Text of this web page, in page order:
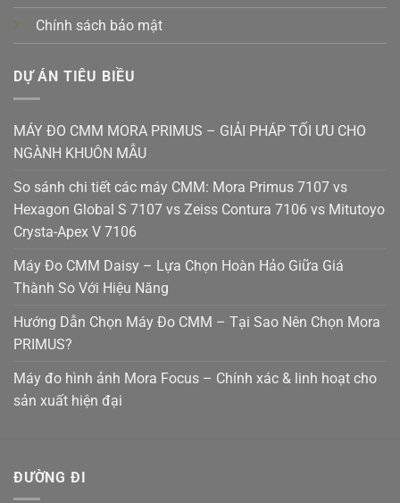
Chính sách bảo mật
DỰ ÁN TIÊU BIỀU
MÁY ĐO CMM MORA PRIMUS – GIẢI PHÁP TỐI ƯU CHO
NGÀNH KHUÔN MẪU
So sánh chi tiết các máy CMM: Mora Primus 7107 vs
Hexagon Global S 7107 vs Zeiss Contura 7106 vs Mitutoyo
Crysta-Apex V 7106
Máy Đo CMM Daisy – Lựa Chọn Hoàn Hảo Giữa Giá
Thành So Với Hiệu Năng
Hướng Dẫn Chọn Máy Đo CMM – Tại Sao Nên Chọn Mora
PRIMUS?
Máy đo hình ảnh Mora Focus – Chính xác & linh hoạt cho
sản xuất hiện đại
ĐƯỜNG ĐI